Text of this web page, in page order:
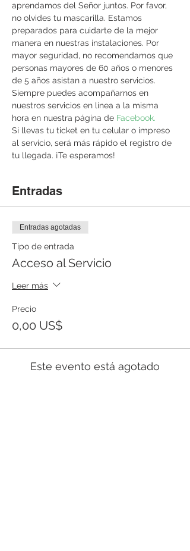
aprendamos del Señor juntos. Por favor,
no olvides tu mascarilla. Estamos
preparados para cuidarte de la mejor
manera en nuestras instalaciones. Por
mayor seguridad, no recomendamos que
personas mayores de 60 años o menores
de 5 años asistan a nuestro servicios.
Siempre puedes acompañarnos en
nuestros servicios en línea a la misma
hora en nuestra página de Facebook.
Si llevas tu ticket en tu celular o impreso
al servicio, será más rápido el registro de
tu llegada. ¡Te esperamos!
Entradas
Entradas agotadas
Tipo de entrada
Acceso al Servicio
Leer más
Precio
0,00 US$
Este evento está agotado